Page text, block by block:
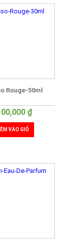
Rouge-50ml
₫
VÀO GIỎ